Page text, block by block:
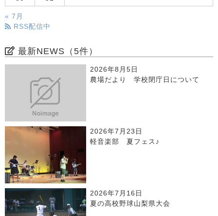
« 7月
RSS配信中
最新NEWS（5件）
2026年8月5日
農場だより 学校閉庁日について
2026年7月23日
軽音楽部 夏フェス♪
2026年7月16日
夏の高校野球山梨県大会